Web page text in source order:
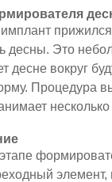
имплант
десны. Это
десне вокруг
Процедура
несколько
элемент,